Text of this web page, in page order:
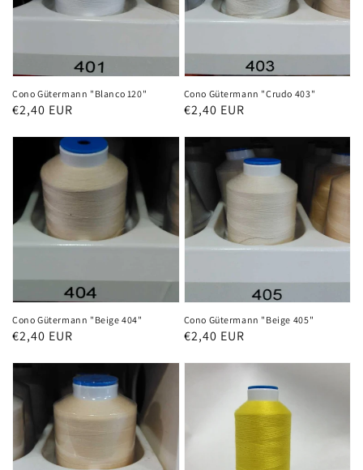
Cono Gütermann "Blanco 120"
Precio
€2,40 EUR
Cono Gütermann "Crudo 403"
Precio
€2,40 EUR
Cono Gütermann "Beige 404"
Precio
€2,40 EUR
Cono Gütermann "Beige 405"
Precio
€2,40 EUR